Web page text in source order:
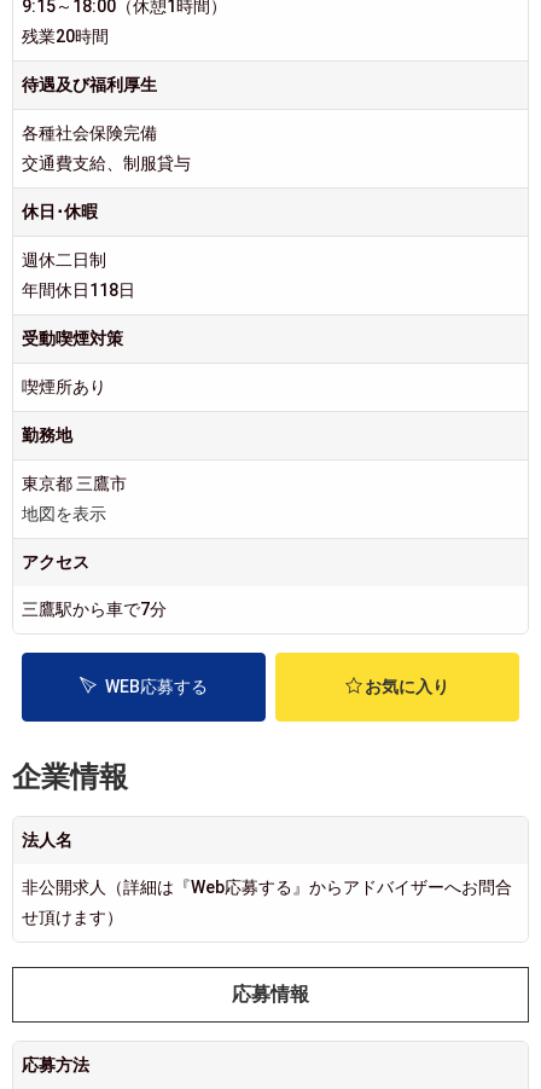
9:15～18:00（休憩1時間）
残業20時間
待遇及び福利厚生
各種社会保険完備
交通費支給、制服貸与
休日･休暇
週休二日制
年間休日118日
受動喫煙対策
喫煙所あり
勤務地
東京都 三鷹市
地図を表示
アクセス
三鷹駅から車で7分
WEB応募する お気に入り
企業情報
法人名
非公開求人（詳細は『Web応募する』からアドバイザーへお問合
せ頂けます）
応募情報
応募方法